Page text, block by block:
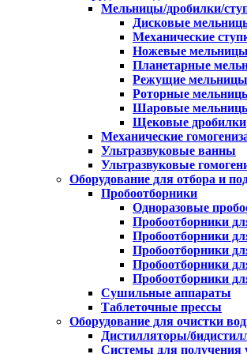
Мельницы/дробилки/
Дисковые
Механические
Ножевые мельницы
Планетарные
Режущие мельницы
Роторные
Шаровые
Щековые дробилки
Механические
Ультразвуковые ванны
Ультразвуковые
Оборудование для отбора и
Пробоотборники
Одноразовые
Пробоотборники
Пробоотборники
Пробоотборники
Пробоотборники
Пробоотборники
Сушильные аппараты
Таблеточные прессы
Оборудование для очистки
Дистилляторы/
Системы для получения